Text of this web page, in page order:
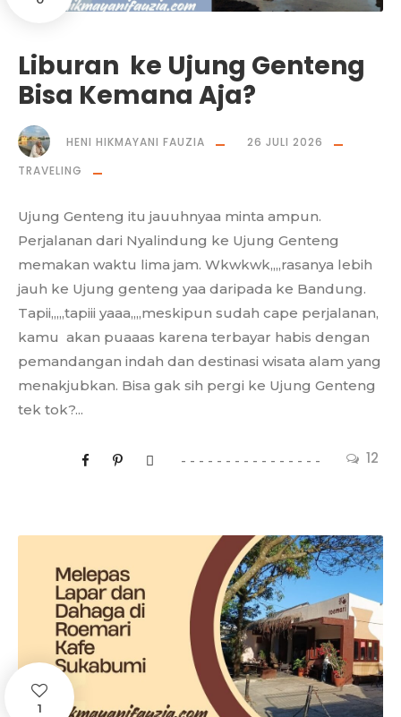
Liburan ke Ujung Genteng
Bisa Kemana Aja?
12
HENI HIKMAYANI FAUZIA
26 JULI 2026
TRAVELING
Ujung Genteng itu jauuhnyaa minta ampun.
Perjalanan dari Nyalindung ke Ujung Genteng
memakan waktu lima jam. Wkwkwk,,,,rasanya lebih
jauh ke Ujung genteng yaa daripada ke Bandung.
Tapii,,,,,tapiii yaaa,,,,meskipun sudah cape perjalanan,
kamu akan puaaas karena terbayar habis dengan
pemandangan indah dan destinasi wisata alam yang
menakjubkan. Bisa gak sih pergi ke Ujung Genteng
tek tok?...
1